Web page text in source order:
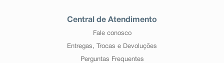
Central de Atendimento
Fale conosco
Entregas, Trocas e Devoluções
Perguntas Frequentes